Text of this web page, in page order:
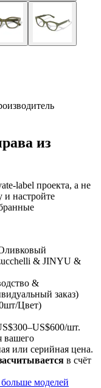
из
label проекта, а не
и настройте
& JINYU &
&
заказ)
Цвет)
шт.
вашего
или серийная цена.
в счёт
моделей